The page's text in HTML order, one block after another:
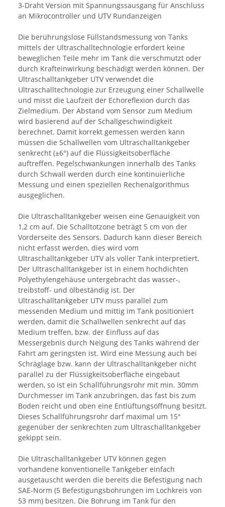
3-Draht Version mit Spannungssausgang für Anschluss
an Mikrocontroller und UTV Rundanzeigen
Die berührungslose Füllstandsmessung von Tanks
mittels der Ultraschalltechnologie erfordert keine
beweglichen Teile mehr im Tank die verschmutzt oder
durch Krafteinwirkung beschädigt werden können. Der
Ultraschalltankgeber UTV verwendet die
Ultraschalltechnologie zur Erzeugung einer Schallwelle
und misst die Laufzeit der Echoreflexion durch das
Zielmedium. Der Abstand vom Sensor zum Medium
wird basierend auf der Schallgeschwindigkeit
berechnet. Damit korrekt gemessen werden kann
müssen die Schallwellen vom Ultraschalltankgeber
senkrecht (±6°) auf die Flüssigkeitsoberfläche
auftreffen. Pegelschwankungen innerhalb des Tanks
durch Schwall werden durch eine kontinuierliche
Messung und einen speziellen Rechenalgorithmus
ausgeglichen.
Die Ultraschalltankgeber weisen eine Genauigkeit von
1,2 cm auf. Die Schalltotzone beträgt 5 cm von der
Vorderseite des Sensors. Dadurch kann dieser Bereich
nicht erfasst werden, dies wird vom
Ultraschalltankgeber UTV als voller Tank interpretiert.
Der Ultraschalltankgeber ist in einem hochdichten
Polyethylengehäuse untergebracht das wasser-,
treibstoff- und ölbeständig ist. Der
Ultraschalltankgeber UTV muss parallel zum
messenden Medium und mittig im Tank positioniert
werden, damit die Schallwellen senkrecht auf das
Medium treffen, bzw. der Einfluss auf das
Messergebnis durch Neigung des Tanks während der
Fahrt am geringsten ist. Wird eine Messung auch bei
Schräglage bzw. kann der Ultraschalltankgeber nicht
parallel zu der Flüssigkeitsoberfläche eingebaut
werden, so ist ein Schallführungsrohr mit min. 30mm
Durchmesser im Tank anzubringen, das fast bis zum
Boden reicht und oben eine Entlüftungsöffnung besitzt.
Dieses Schallführungsrohr darf maximal um 15°
gegenüber der senkrechten zum Ultraschalltankgeber
gekippt sein.
Die Ultraschalltankgeber UTV können gegen
vorhandene konventionelle Tankgeber einfach
ausgetauscht werden die bereits die Befestigung nach
SAE-Norm (5 Befestigungsbohrungen im Lochkreis von
53 mm) besitzen. Die Bohrung im Tank für den